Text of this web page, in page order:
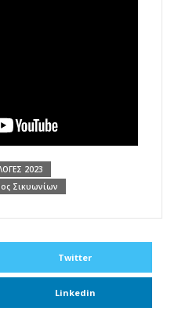
2023
Σικυωνίων
Twitter
Linkedin